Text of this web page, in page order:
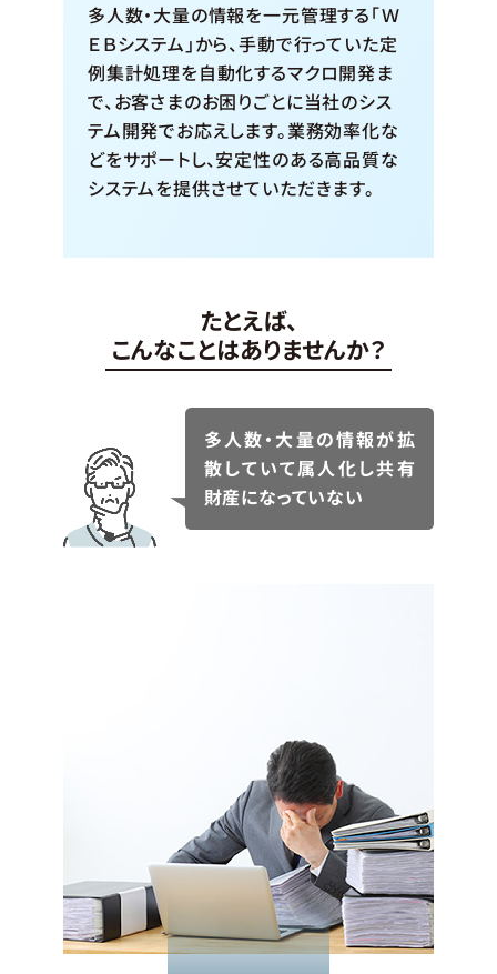
多人数・大量の情報を一元管理する「Ｗ
ＥＢシステム」から、手動で行っていた定
例集計処理を自動化するマクロ開発ま
で、お客さまのお困りごとに当社のシス
テム開発でお応えします。業務効率化な
どをサポートし、安定性のある高品質な
システムを提供させていただきます。
たとえば、
こんなことはありませんか？
多人数・大量の情報が拡
散していて属人化し共有
財産になっていない